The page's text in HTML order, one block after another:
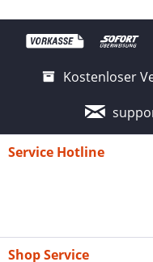
Kostenloser
Service Hotline
Shop Service